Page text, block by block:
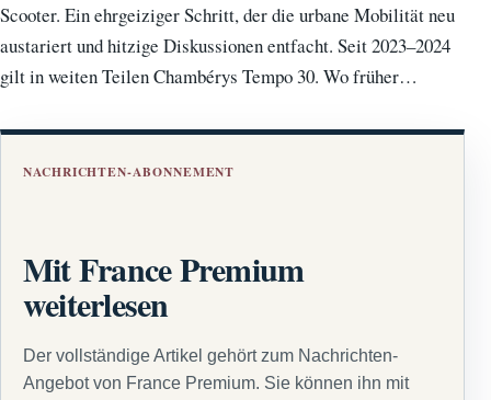
Scooter. Ein ehrgeiziger Schritt, der die urbane Mobilität neu
austariert und hitzige Diskussionen entfacht. Seit 2023–2024
gilt in weiten Teilen Chambérys Tempo 30. Wo früher…
NACHRICHTEN-ABONNEMENT
Mit France Premium
weiterlesen
Der vollständige Artikel gehört zum Nachrichten-
Angebot von France Premium. Sie können ihn mit